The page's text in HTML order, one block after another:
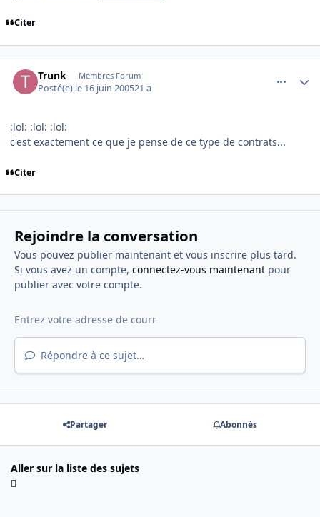
Citer
Trunk Membres Forum
Posté(e) le 16 juin 200521 a
:lol: :lol: :lol:
c'est exactement ce que je pense de ce type de contrats...
Citer
Rejoindre la conversation
Vous pouvez publier maintenant et vous inscrire plus tard.
Si vous avez un compte, connectez-vous maintenantpour
publier avec votre compte.
Répondre à ce sujet…
Partager Abonnés
Aller sur la liste des sujets